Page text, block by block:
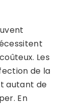
Les
de la
autant de
En